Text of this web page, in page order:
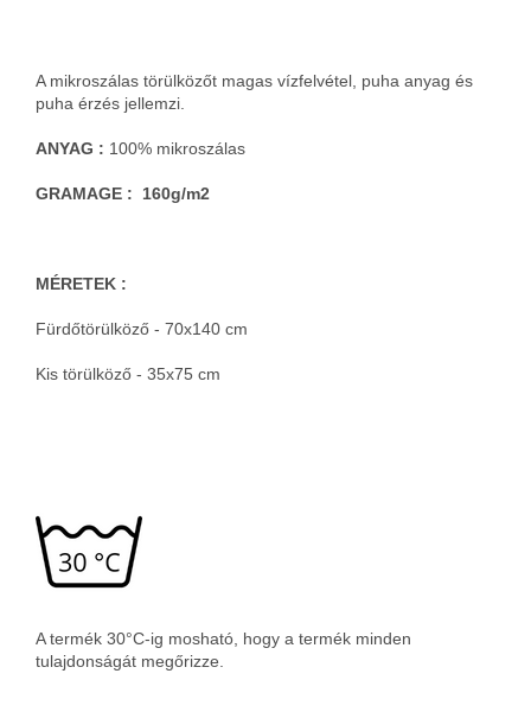
A mikroszálas törülközőt magas vízfelvétel, puha anyag és
puha érzés jellemzi.
ANYAG : 100% mikroszálas
GRAMAGE : 160g/m2
MÉRETEK :
Fürdőtörülköző - 70x140 cm
Kis törülköző - 35x75 cm
A termék 30°C-ig mosható, hogy a termék minden
tulajdonságát megőrizze.